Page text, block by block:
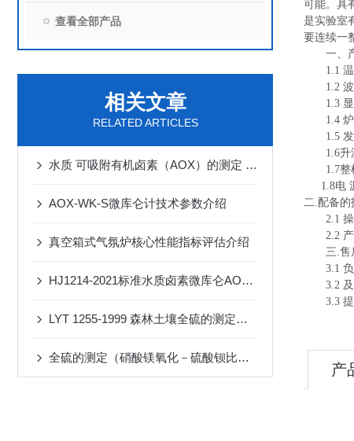
查看全部产品
相关文章
RELATED ARTICLES
水质 可吸附有机卤素（AOX）的测定 微库仑法
AOX-WK-S微库仑计技术参数介绍
真空箱式气氛炉核心性能指标评估介绍
HJ1214-2021标准水质卤素微库仑AOX-WK-S
LYT 1255-1999 森林土壤全硫的测定设备的选择
全硫的测定（硝酸镁氧化－硫酸钡比浊法）设备供应
可能。具
是实验室
要连续一
一、产
1.1 温
1.2 波
1.3 显
1.4 炉
1.5
1.6升
1.7整
1.8电
二.配备的
2.1
2.2
三.售
3.1
3.2
3.3
产